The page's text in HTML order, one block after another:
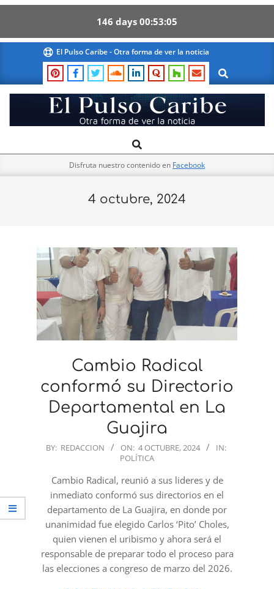
146 days 00 53 05
content
El Pulso Caribe - Otra forma de ver la noticia
Search
El
Pulso
Navigation
Search
Disfruta nuestro contenido en Facebook
4 octubre, 2024
Cambio Radical
conformó su Directorio
Departamental en La
Guajira
2024-
BY: REDACCION ON: 4 OCTUBRE, 2024
IN:
POLÍTICA
Cambio Radical, reunió a sus lideres y de
inmediato conformó sus directorios en el
departamento de La Guajira, en donde por
unanimidad fue elegido Carlos ‘Pito’ Choles,
quien vienen el uribismo y ahora será el
responsable de preparar todo el proceso para
las elecciones a congreso de marzo del 2026.